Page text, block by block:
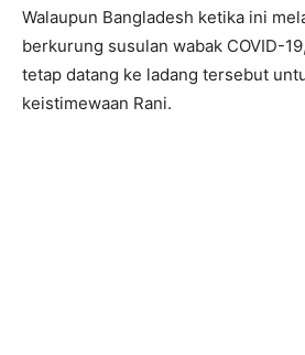
Walaupun Bangladesh ketika ini
berkurung susulan wabak COVID-
tetap datang ke ladang tersebut
keistimewaan Rani.